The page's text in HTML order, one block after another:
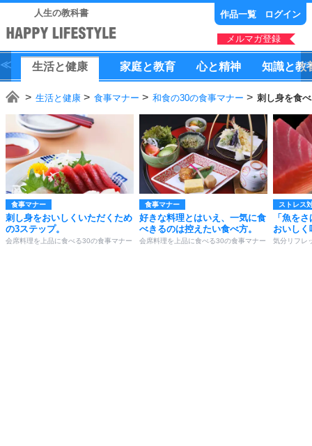
人生の教科書 作品一覧 ログイン
メルマガ登録
生活と健康 家庭と教育 心と精神 知識と教
生活と健康 食事マナー 和食の30の食事マナー 刺し身を食
食事マナー
刺し身をおいしくいただくため
の3ステップ。
会席料理を上品に食べる30の食事マナー
食事マナー
好きな料理とはいえ、一気に食
べきるのは控えたい食べ方。
会席料理を上品に食べる30の食事マナー
ストレス
「魚を
おいしく
気分リフレ